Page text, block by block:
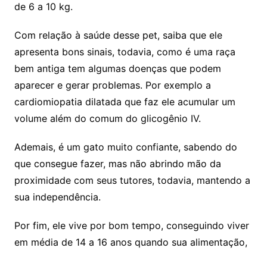
de 6 a 10 kg.
Com relação à saúde desse pet, saiba que ele
apresenta bons sinais, todavia, como é uma raça
bem antiga tem algumas doenças que podem
aparecer e gerar problemas. Por exemplo a
cardiomiopatia dilatada que faz ele acumular um
volume além do comum do glicogênio IV.
Ademais, é um gato muito confiante, sabendo do
que consegue fazer, mas não abrindo mão da
proximidade com seus tutores, todavia, mantendo a
sua independência.
Por fim, ele vive por bom tempo, conseguindo viver
em média de 14 a 16 anos quando sua alimentação,